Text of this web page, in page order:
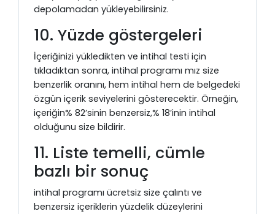
depolamadan yükleyebilirsiniz.
10. Yüzde göstergeleri
İçeriğinizi yükledikten ve intihal testi için
tıkladıktan sonra, intihal programı mız size
benzerlik oranını, hem intihal hem de belgedeki
özgün içerik seviyelerini gösterecektir. Örneğin,
içeriğin% 82’sinin benzersiz,% 18’inin intihal
olduğunu size bildirir.
11. Liste temelli, cümle
bazlı bir sonuç
intihal programı ücretsiz size çalıntı ve
benzersiz içeriklerin yüzdelik düzeylerini